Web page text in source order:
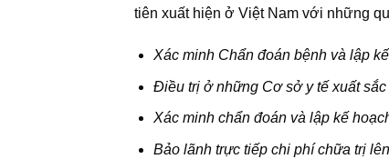
tiên xuất hiện ở Việt Nam với những
Xác minh Chẩn đoán bệnh và lập
Điều trị ở những Cơ sở y tế xuất
Xác minh chẩn đoán và lập kế
Bảo lãnh trực tiếp chi phí chữa trị